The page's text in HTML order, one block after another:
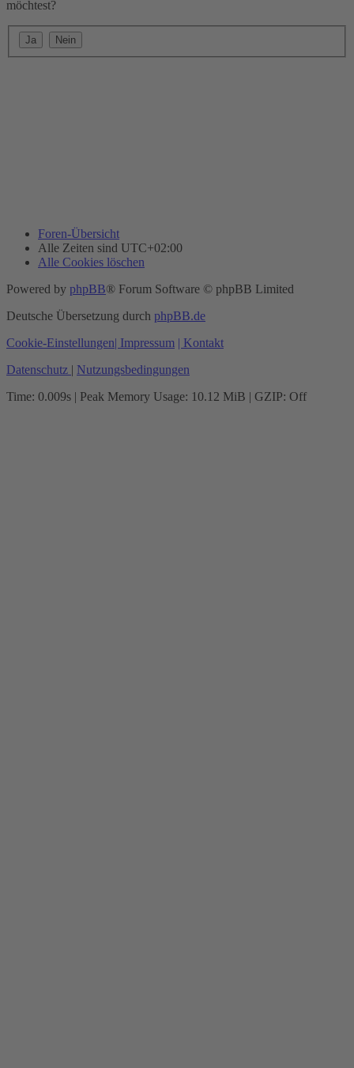
möchtest?
Foren-Übersicht
Alle Zeiten sind UTC+02:00
Alle Cookies löschen
Powered by phpBB® Forum Software © phpBB Limited
Deutsche Übersetzung durch phpBB.de
Cookie-Einstellungen| Impressum | Kontakt
Datenschutz | Nutzungsbedingungen
Time: 0.009s | Peak Memory Usage: 10.12 MiB | GZIP: Off